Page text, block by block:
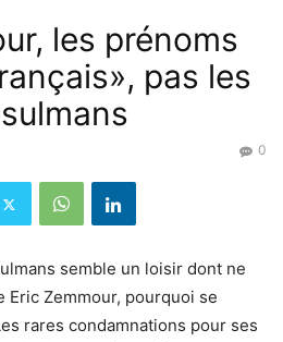
les prénoms
pas les
0
semble un loisir dont ne
Eric Zemmour, pourquoi se
rares condamnations pour ses